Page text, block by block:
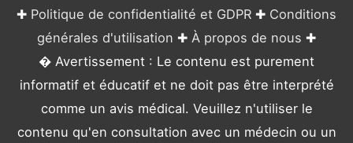
✚ Politique de confidentialité et GDPR ✚ Conditions
générales d'utilisation ✚ À propos de nous ✚
� Avertissement : Le contenu est purement
informatif et éducatif et ne doit pas être interprété
comme un avis médical. Veuillez n'utiliser le
contenu qu'en consultation avec un médecin ou un